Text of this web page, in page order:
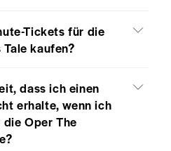
Tickets für die
kaufen?
dass ich einen
erhalte, wenn ich
Oper The